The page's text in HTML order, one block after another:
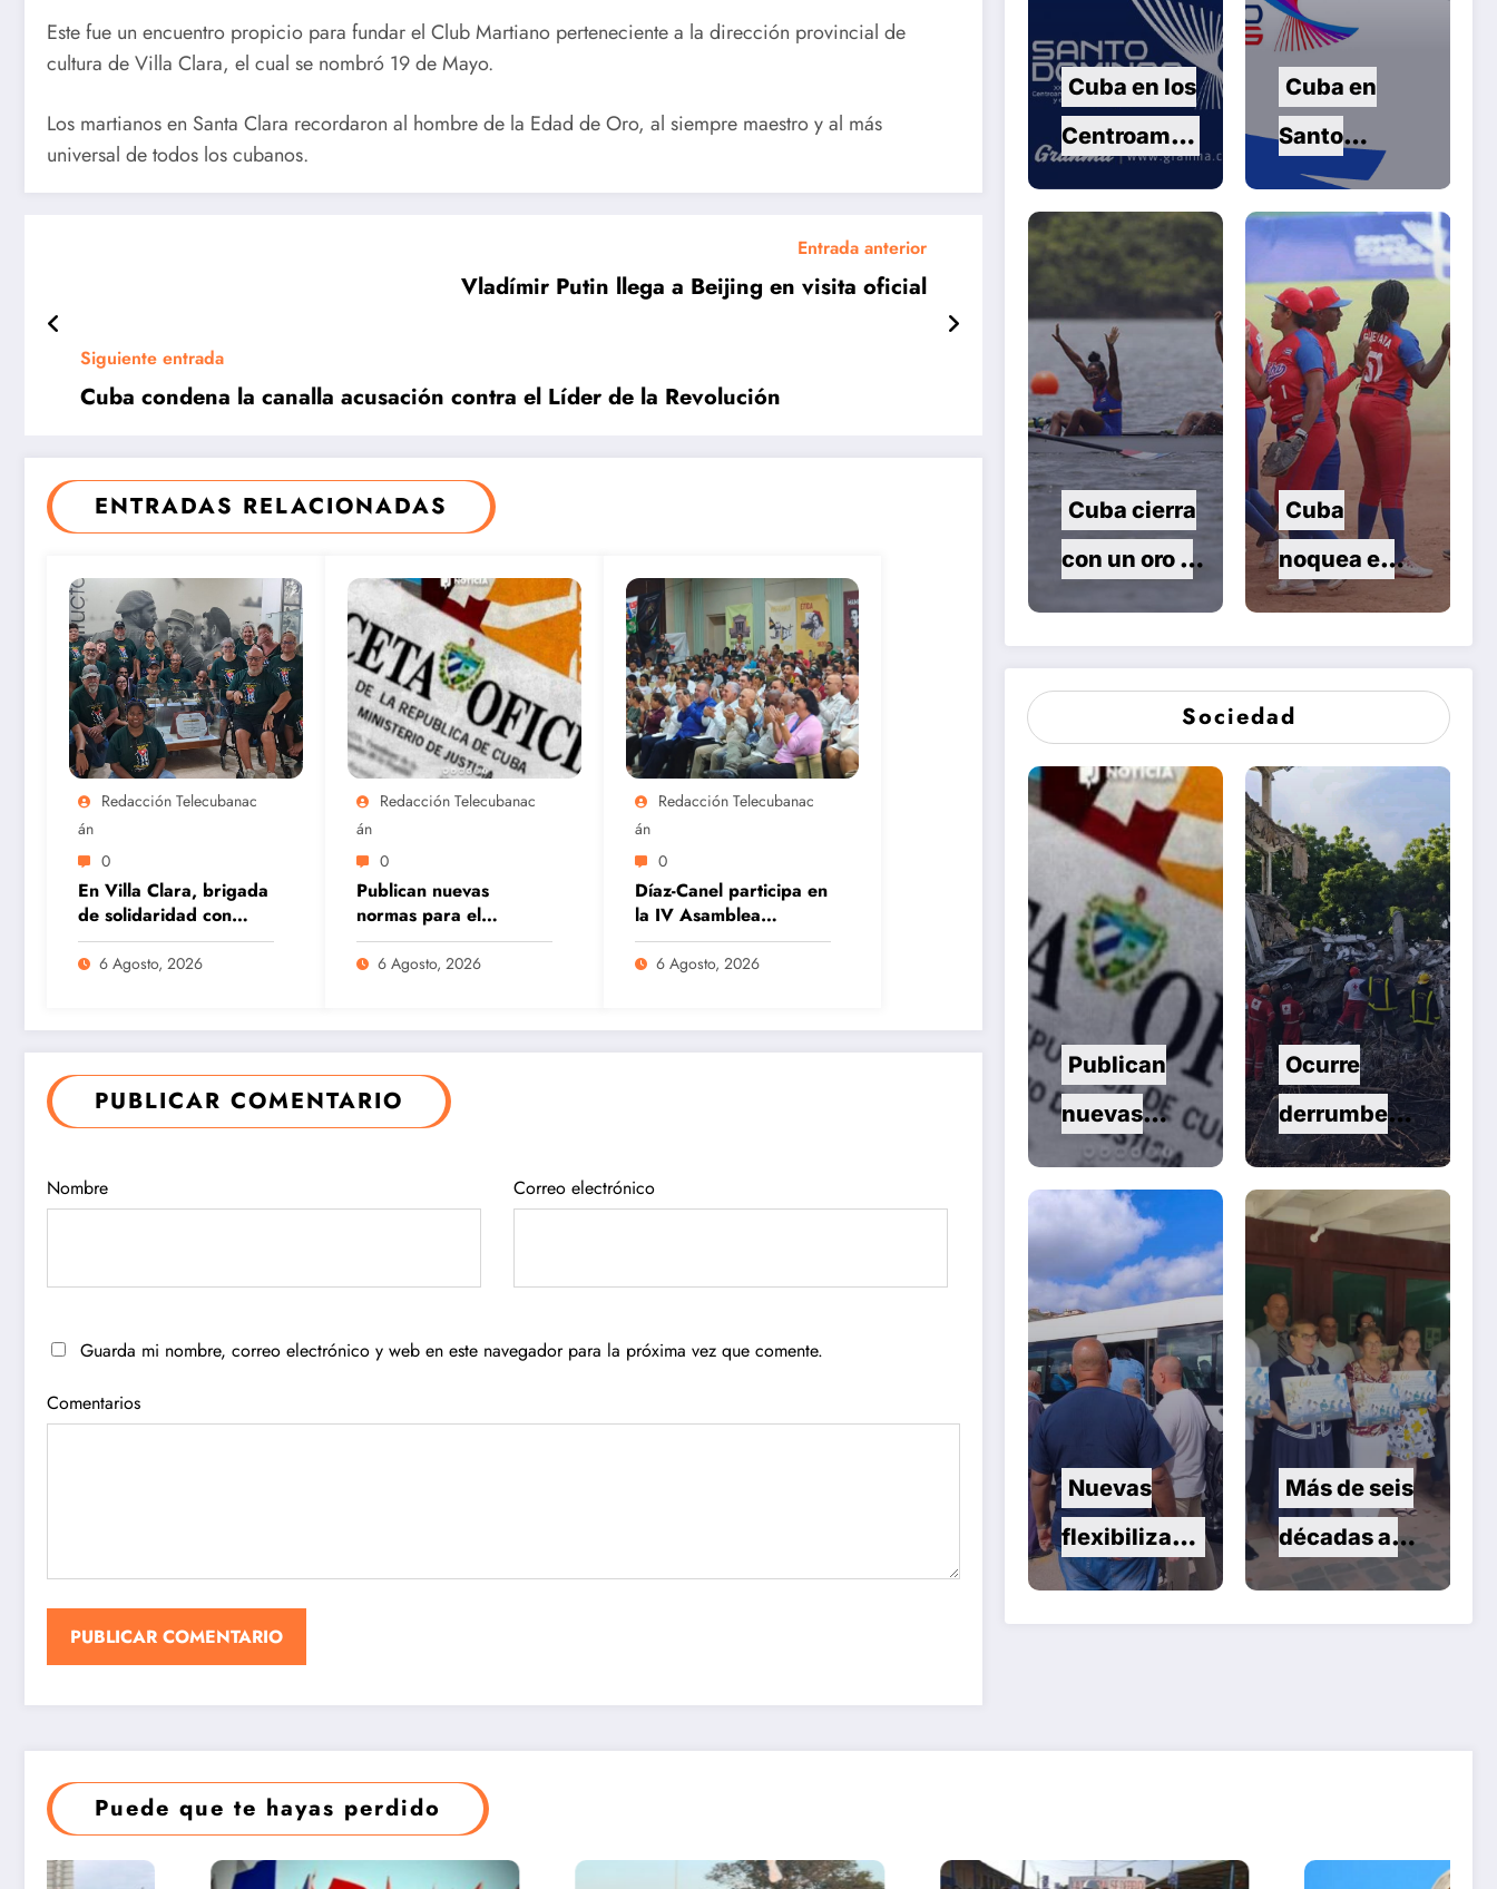
Este fue un encuentro propicio para fundar el Club Martiano perteneciente a la dirección provincial de
cultura de Villa Clara, el cual se nombró 19 de Mayo.
Los martianos en Santa Clara recordaron al hombre de la Edad de Oro, al siempre maestro y al más
universal de todos los cubanos.
Entrada anterior
Vladímir Putin llega a Beijing en visita oficial
Siguiente entrada
Cuba condena la canalla acusación contra el Líder de la Revolución
ENTRADAS RELACIONADAS
Redacción Telecubanac
Án
0
En Villa Clara, brigada
de solidaridad con
Cuba “Juan Rius
Rivera”
6 Agosto, 2026
Redacción Telecubanac
Án
0
Publican nuevas
normas para el
reordenamiento del
comercio
6 Agosto, 2026
Redacción Telecubanac
Án
0
Díaz-Canel participa en
la IV Asamblea
Continental ALBA
Movimientos en La
6 Agosto, 2026
PUBLICAR COMENTARIO
Nombre Correo electrónico
Guarda mi nombre, correo electrónico y web en este navegador para la próxima vez que comente.
Comentarios
Centroameri
Santo
Séptima
canos
Cuba cierra
dos plata el
remo de
Santo
Domingo
2026
Cuba
el sóftbol
femenino de
Santo
Domingo
Centroameri
este martes
Santo
2026:
Séptima
jornada de
dos plata el
remo de
Santo
Domingo
2026
el sóftbol
femenino de
Santo
Domingo
Cuba en los
Centroameri
canos en la
jornada de
este martes
Cuba en
Santo
Domingo
2026:
Séptima
jornada de
los Juegos
Centroameri
canos
Cuba cierra
con un oro y
dos plata el
2026
Cuba
noquea en
el sóftbol
Santo
Sociedad
nuevas
el
comercio
derrumbe
municipio
nes para la
transmisión,
comercializa
ción de
vehículos en
servicio de
el
comercio
municipio
nes para la
vehículos en
servicio de
Publican
nuevas
normas para
el
reordenamie
nto del
comercio
Ocurre
derrumbe
en el
municipio
Remedios
Nuevas
flexibilizacio
nes para la
vehículos en
Más de seis
décadas al
servicio de
Puede que te hayas perdido